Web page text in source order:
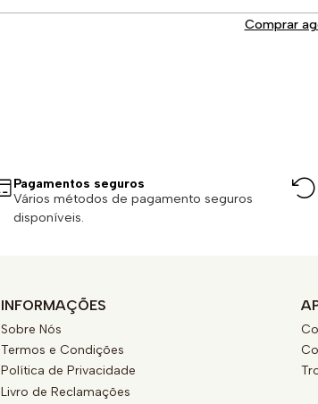
Comprar
Pagamentos seguros
Vários métodos de pagamento seguros
disponíveis.
INFORMAÇÕES
Sobre Nós
Termos e Condições
Política de Privacidade
Livro de Reclamações